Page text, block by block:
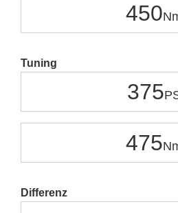
450
Tuning
375
475
Differenz